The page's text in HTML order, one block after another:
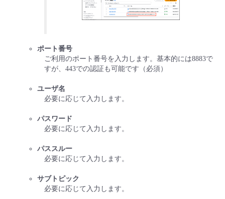
ポート番号
ご利用のポート番号を入力します。基本的には8883で
すが、443での認証も可能です（必須）
ユーザ名
必要に応じて入力します。
パスワード
必要に応じて入力します。
パススルー
必要に応じて入力します。
サブトピック
必要に応じて入力します。